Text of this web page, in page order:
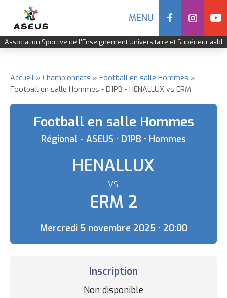
contenu
principal
Navigation
mobile
MENU Social
Association Sportive de l'Enseignement Universitaire et Supérieur asbl
Fil
d'Ariane
Accueil Championnats Football en salle Hommes
-
Football en salle Hommes - D1PB - HENALLUX vs ERM
Football en salle Hommes
Régional - ASEUS • D1PB • Hommes
HENALLUX
VS.
ERM 2
DateMercredi 5 novembre 2025 • 20:00
Inscription
Non disponible